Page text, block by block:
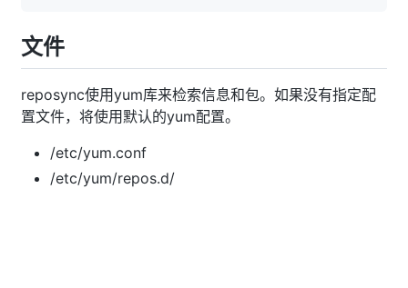
文件
reposync使用yum库来检索信息和包。如果没有指定配
置文件，将使用默认的yum配置。
/etc/yum.conf
/etc/yum/repos.d/